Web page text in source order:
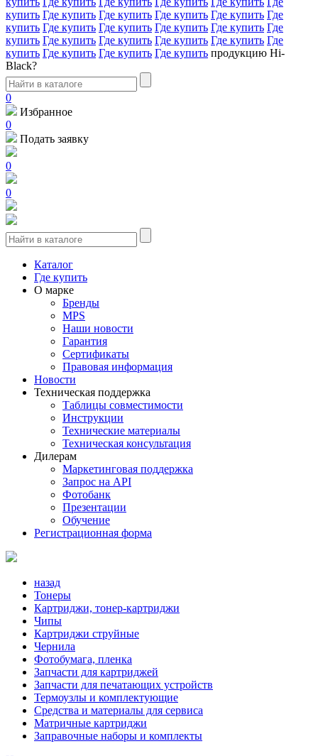
купить Где купить Где купить Где купить Где купить Где
купить Где купить Где купить Где купить Где купить Где
купить Где купить Где купить Где купить Где купить Где
купить Где купить Где купить Где купить продукцию Hi-
Black?
0
Избранное
0
Подать заявку
0
0
Каталог
Где купить
О марке
Бренды
MPS
Наши новости
Гарантия
Сертификаты
Правовая информация
Новости
Техническая поддержка
Таблицы совместимости
Инструкции
Технические материалы
Техническая консультация
Дилерам
Маркетинговая поддержка
Запрос на API
Фотобанк
Презентации
Обучение
Регистрационная форма
назад
Тонеры
Картриджи, тонер-картриджи
Чипы
Картриджи струйные
Чернила
Фотобумага, пленка
Запчасти для картриджей
Запчасти для печатающих устройств
Термоузлы и комплектующие
Средства и материалы для сервиса
Матричные картриджи
Заправочные наборы и комплекты